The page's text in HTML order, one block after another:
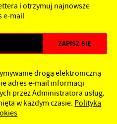
i otrzymuj najnowsze
e-mail
drogą elektroniczną
adres e-mail informacji
przez Administratora usług.
w każdym czasie. Polityka